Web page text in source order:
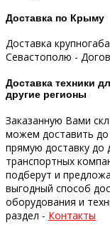
Доставка по Крыму
Доставка
Севастополю -
Доставка техники
другие регионы
Заказанную Вами
можем доставить
прямую доставку до
транспортных
подберут и
выгодный способ
оборудования и
раздел - Контакты